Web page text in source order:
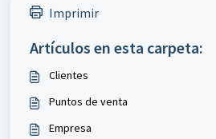
Imprimir
Artículos en esta carpeta:
Clientes
Puntos de venta
Empresa